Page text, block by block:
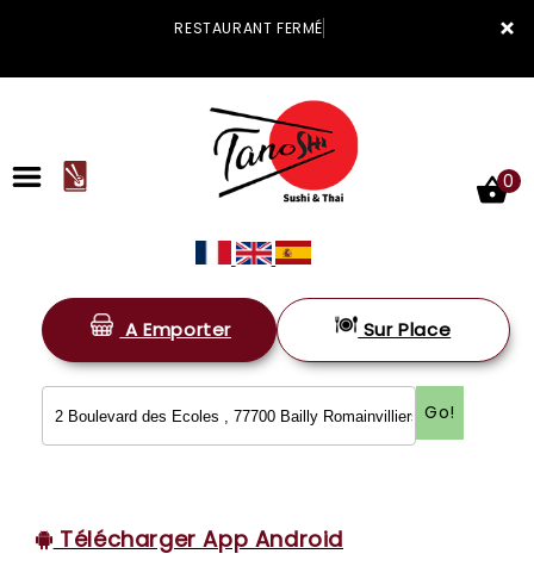
×
RESTAURANT FERMÉ
ACCUEIL
LA CARTE
VOS AVIS
0
A Emporter Sur Place
Go!
Télécharger App Android